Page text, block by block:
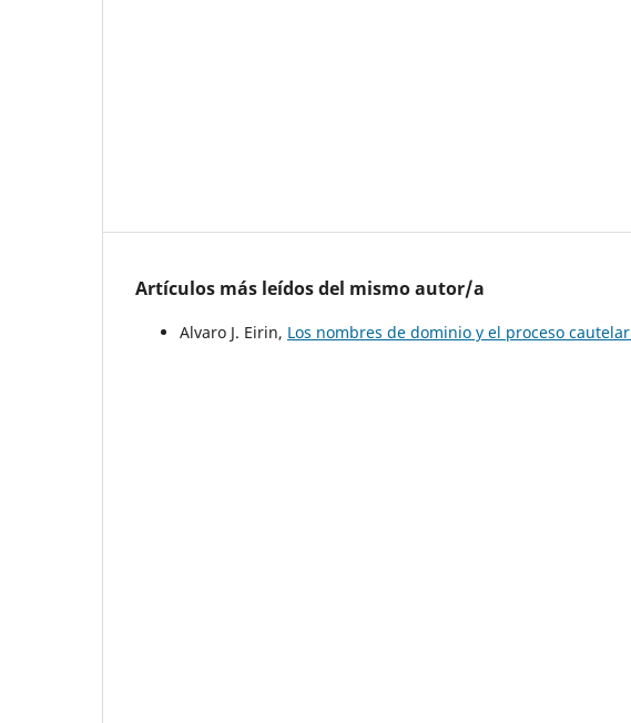
Artículos más leídos del mismo autor/a
Alvaro J. Eirin, Los nombres de dominio y el proceso cautelar